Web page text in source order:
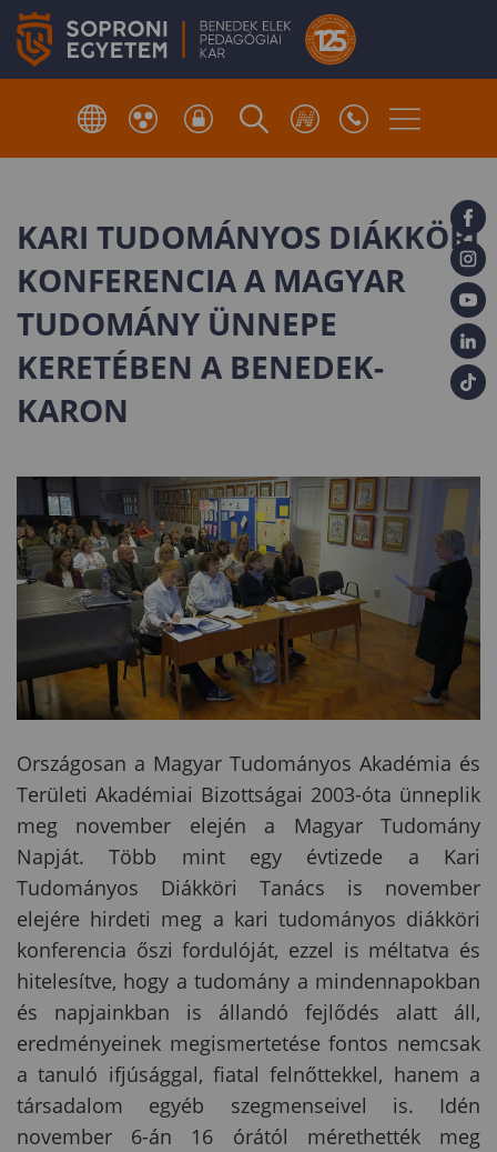
KARI TUDOMÁNYOS DIÁKKÖRI
KONFERENCIA A MAGYAR
TUDOMÁNY ÜNNEPE
KERETÉBEN A BENEDEK-
KARON
Országosan a Magyar Tudományos Akadémia és
Területi Akadémiai Bizottságai 2003-óta ünneplik
meg november elején a Magyar Tudomány
Napját. Több mint egy évtizede a Kari
Tudományos Diákköri Tanács is november
elejére hirdeti meg a kari tudományos diákköri
konferencia őszi fordulóját, ezzel is méltatva és
hitelesítve, hogy a tudomány a mindennapokban
és napjainkban is állandó fejlődés alatt áll,
eredményeinek megismertetése fontos nemcsak
a tanuló ifjúsággal, fiatal felnőttekkel, hanem a
társadalom egyéb szegmenseivel is. Idén
november 6-án 16 órától mérethették meg